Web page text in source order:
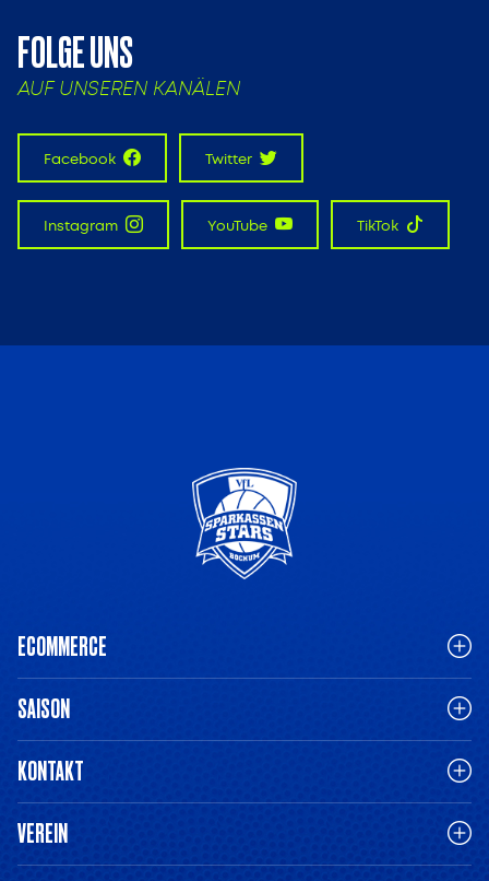
FOLGE UNS
AUF UNSEREN KANÄLEN
Facebook Twitter
Instagram YouTube TikTok
ECOMMERCE
SAISON
KONTAKT
VEREIN